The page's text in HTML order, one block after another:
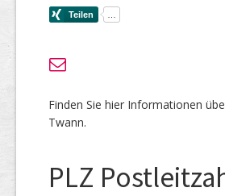
Finden Sie hier Informationen
Twann.
PLZ